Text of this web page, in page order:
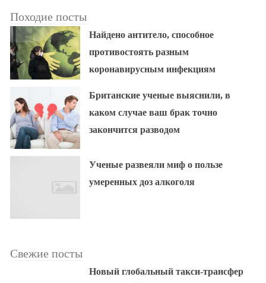
Походие посты
Найдено антитело, способное
противостоять разным
коронавирусным инфекциям
Британские ученые выяснили, в
каком случае ваш брак точно
закончится разводом
Ученые развеяли миф о пользе
умеренных доз алкоголя
Свежие посты
Новый глобальный такси-трансфер